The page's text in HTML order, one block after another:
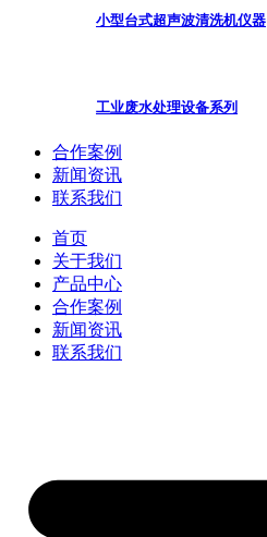
小型台式超声波清洗机仪器
工业废水处理设备系列
合作案例
新闻资讯
联系我们
首页
关于我们
产品中心
合作案例
新闻资讯
联系我们